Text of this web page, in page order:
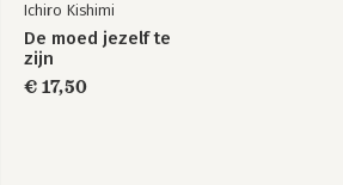
Ichiro Kishimi
De moed jezelf te
zijn
€ 17,50